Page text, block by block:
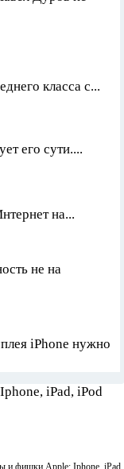
класса с...
его сути....
на...
не на
iPhone нужно
и фишки Apple: Iphone, iPad,